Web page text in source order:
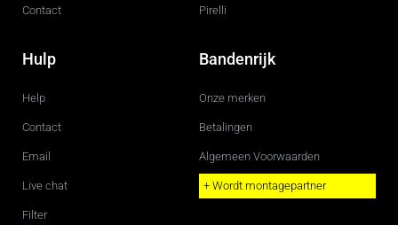
Contact Pirelli
Hulp
Help
Contact
Email
Live chat
Filter
Bandenrijk
Onze merken
Betalingen
Algemeen Voorwaarden
+ Wordt montagepartner